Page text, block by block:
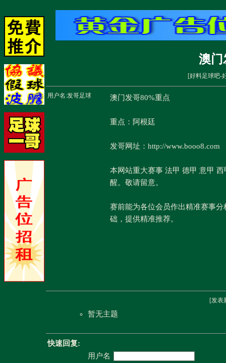
澳门
[好料足球吧-
用户名:发哥足球 澳门发哥80%重点
重点：阿根廷
发哥网址：http://www.booo8.com
本网站重大赛事 法甲 德甲 意甲
醒。敬请留意。
赛前能为各位会员作出精准赛事
础，提供精准推荐。
[发表
暂无主题
快速回复:
用户名